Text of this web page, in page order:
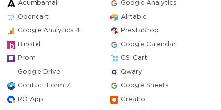
Acumbamail Google Analytics
Opencart Airtable
Google Analytics 4 PrestaShop
Binotel Google Calendar
Prom CS-Cart
Google Drive Qwary
Contact Form 7 Google Sheets
RO App Creatio